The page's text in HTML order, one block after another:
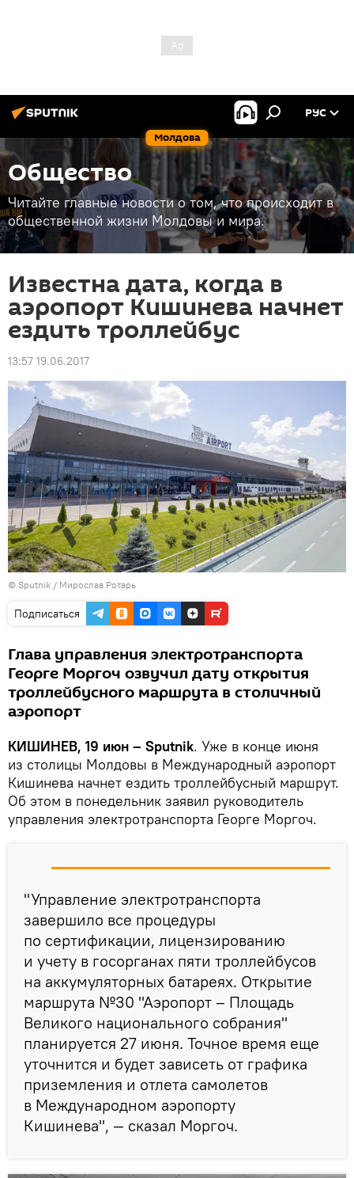
Молдова
РУС
Общество
Читайте главные новости о том, что происходит в
общественной жизни Молдовы и мира.
Известна дата, когда в
аэропорт Кишинева начнет
ездить троллейбус
13:57 19.06.2017
© Sputnik / Мирослав Ротарь
Подписаться
Глава управления электротранспорта
Георге Моргоч озвучил дату открытия
троллейбусного маршрута в столичный
аэропорт
КИШИНЕВ, 19 июн – Sputnik. Уже в конце июня
из столицы Молдовы в Международный аэропорт
Кишинева начнет ездить троллейбусный маршрут.
Об этом в понедельник заявил руководитель
управления электротранспорта Георге Моргоч.
"Управление электротранспорта
завершило все процедуры
по сертификации, лицензированию
и учету в госорганах пяти троллейбусов
на аккумуляторных батареях. Открытие
маршрута №30 "Аэропорт – Площадь
Великого национального собрания"
планируется 27 июня. Точное время еще
уточнится и будет зависеть от графика
приземления и отлета самолетов
в Международном аэропорту
Кишинева", — сказал Моргоч.